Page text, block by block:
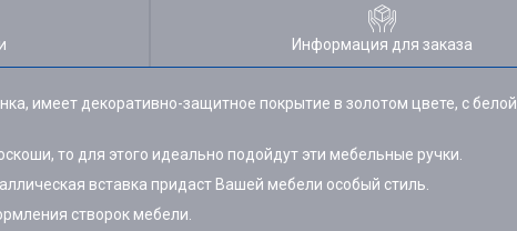
Информация для заказа
имеет декоративно-защитное покрытие в золотом цвете, с белой
то для этого идеально подойдут эти мебельные ручки.
вставка придаст Вашей мебели особый стиль.
створок мебели.